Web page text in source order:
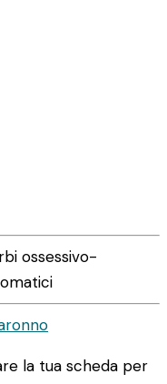
ossessivo-
la tua scheda per